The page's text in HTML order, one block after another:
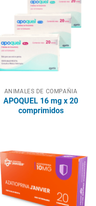
ANIMALES DE COMPAÑIA
APOQUEL 16 mg x 20
comprimidos